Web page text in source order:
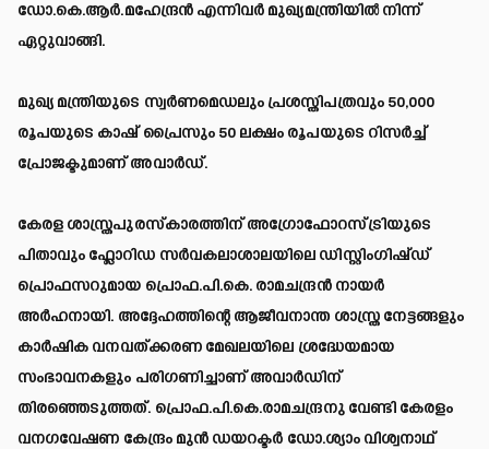
ഡോ.കെ.ആര്‍.മഹേന്ദ്രന്‍ എന്നിവര്‍ മുഖ്യമന്ത്രിയില്‍ നിന്ന്
ഏറ്റുവാങ്ങി.
മുഖ്യ മന്ത്രിയുടെ സ്വര്‍ണമെഡലും പ്രശസ്തിപത്രവും 50,000
രൂപയുടെ കാഷ് പ്രൈസും 50 ലക്ഷം രൂപയുടെ റിസര്‍ച്ച്
പ്രോജക്ടുമാണ് അവാര്‍ഡ്.
കേരള ശാസ്ത്രപുരസ്‌കാരത്തിന് അഗ്രോഫോറസ്ട്രിയുടെ
പിതാവും ഫ്ലോറിഡ സര്‍വകലാശാലയിലെ ഡിസ്റ്റിംഗിഷ്ഡ്
പ്രൊഫസറുമായ പ്രൊഫ.പി.കെ. രാമചന്ദ്രന്‍ നായര്‍
അര്‍ഹനായി. അദ്ദേഹത്തിന്റെ ആജീവനാന്ത ശാസ്ത്ര നേട്ടങ്ങളും
കാര്‍ഷിക വനവത്ക്കരണ മേഖലയിലെ ശ്രദ്ധേയമായ
സംഭാവനകളും പരിഗണിച്ചാണ് അവാര്‍ഡിന്
തിരഞ്ഞെടുത്തത്. പ്രൊഫ.പി.കെ.രാമചന്ദ്രനു വേണ്ടി കേരളം
വനഗവേഷണ കേന്ദ്രം മുന്‍ ഡയറക്ടര്‍ ഡോ.ശ്യാം വിശ്വനാഥ്